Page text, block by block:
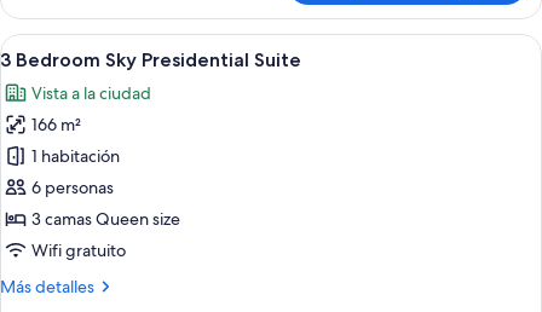
City
View
Accessible
Ver
todas
las
fotos
de
3
Bedroom
Sky
Presidential
Suite
Una sala de estar moderna con un
29
3 Bedroom Sky Presidential Suite
Vista a la ciudad
166 m²
1 habitación
6 personas
3 camas Queen size
Wifi gratuito
Más detalles
Más